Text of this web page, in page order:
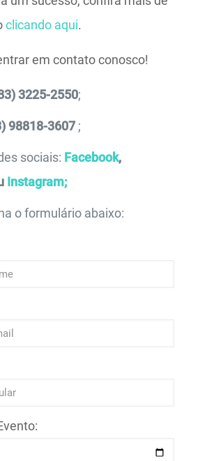
clicando aqui.
em contato conosco!
3225-2550;
98818-3607 ;
sociais: Facebook,
Instagram;
o formulário abaixo: